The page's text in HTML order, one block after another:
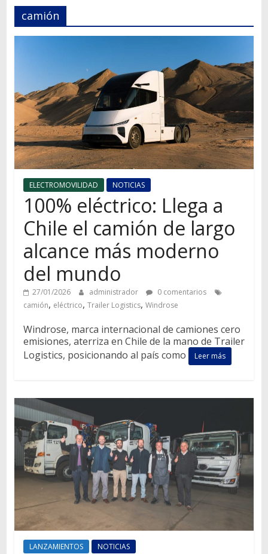
Autos,
camiones,
motos,
del
transporte
camión
ELECTROMOVILIDAD NOTICIAS
100% eléctrico: Llega a
Chile el camión de largo
alcance más moderno
del mundo
27/01/2026 administrador
0 comentarios
camión, eléctrico, Trailer Logistics, Windrose
Windrose, marca internacional de camiones cero
emisiones, aterriza en Chile de la mano de Trailer
Logistics, posicionando al país como
Leer más
LANZAMIENTOS NOTICIAS